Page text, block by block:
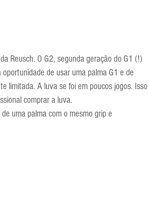
Reusch. O G2, segunda geração do G1 (!)
de usar uma palma G1 e de
limitada. A luva se foi em poucos jogos. Isso
comprar a luva.
uma palma com o mesmo grip e